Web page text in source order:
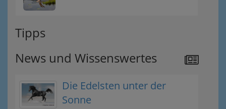
Tipps
News und Wissenswertes
Die Edelsten unter der
Sonne